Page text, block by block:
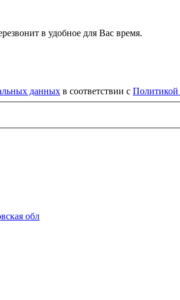
в удобное для Вас время.
данных в соответствии с Политикой
обл